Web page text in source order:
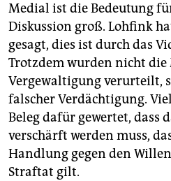
Medial ist die Bedeutung
Diskussion groß. Lohfink
gesagt, dies ist durch das
Trotzdem wurden nicht die
Vergewaltigung verurteilt,
falscher Verdächtigung.
Beleg dafür gewertet, dass
verschärft werden muss,
Handlung gegen den
Straftat gilt.